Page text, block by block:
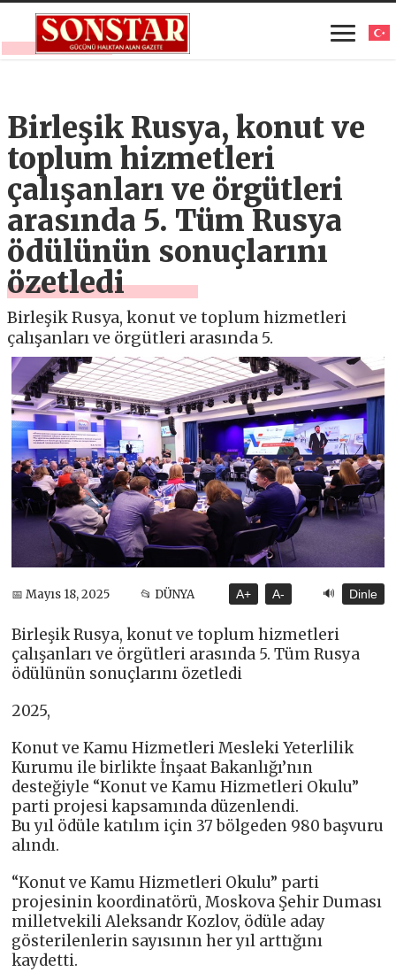
Birleşik Rusya, konut ve
toplum hizmetleri
çalışanları ve örgütleri
arasında 5. Tüm Rusya
ödülünün sonuçlarını
özetledi
Birleşik Rusya, konut ve toplum hizmetleri
çalışanları ve örgütleri arasında 5.
📅 Mayıs 18, 2025 📂 DÜNYA A+ A- 🔊 Dinle
Birleşik Rusya, konut ve toplum hizmetleri
çalışanları ve örgütleri arasında 5. Tüm Rusya
ödülünün sonuçlarını özetledi
2025,
Konut ve Kamu Hizmetleri Mesleki Yeterlilik
Kurumu ile birlikte İnşaat Bakanlığı’nın
desteğiyle “Konut ve Kamu Hizmetleri Okulu”
parti projesi kapsamında düzenlendi.
Bu yıl ödüle katılım için 37 bölgeden 980 başvuru
alındı.
“Konut ve Kamu Hizmetleri Okulu” parti
projesinin koordinatörü, Moskova Şehir Duması
milletvekili Aleksandr Kozlov, ödüle aday
gösterilenlerin sayısının her yıl arttığını
kaydetti.